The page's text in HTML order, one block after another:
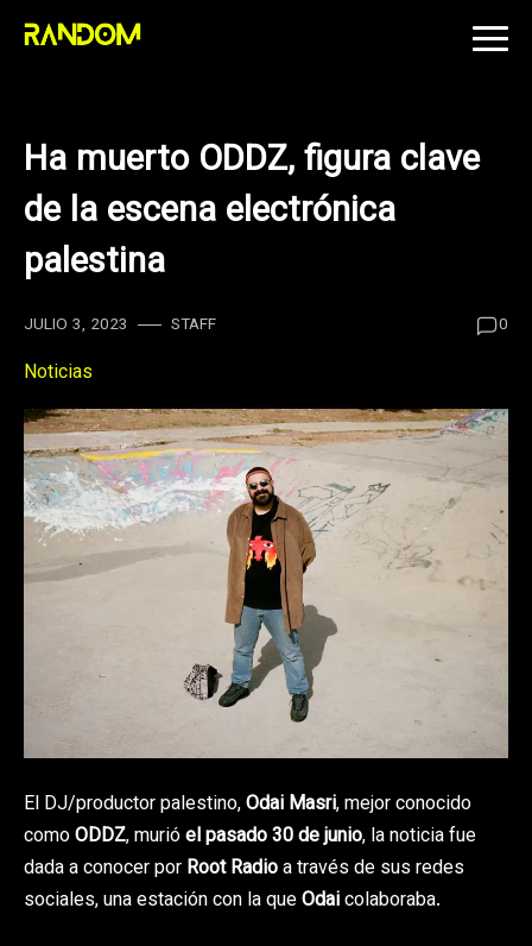
Skip
Ha muerto ODDZ, figura clave
de la escena electrónica
palestina
JULIO 3, 2023 STAFF 0
Noticias
El DJ/productor palestino,Odai Masri, mejor conocido
comoODDZ, murióel pasado 30 de junio, la noticia fue
dada a conocer por Root Radioa través de sus redes
sociales, una estación con la queOdaicolaboraba.